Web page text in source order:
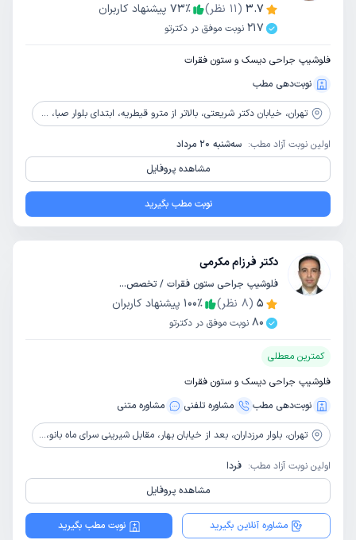
3.7
(
11 نظر) 73٪
پیشنهاد کاربران
217 نوبت موفق در دکترتو
فلوشیپ جراحی دیسک و ستون فقرات
نوبت‌دهی مطب
تهران، خیابان دکتر شریعتی، بالاتر از مترو قیطریه، ابتدای بلوار صبا، کوچه خلیلی، پلاک 195 (ساختمان دیبا)، طبقه سوم، واحد 5
اولین نوبت آزاد مطب: سه‌شنبه 20 مرداد
مشاهده پروفایل
نوبت مطب بگیرید
دکتر فرزام مکرمی
فلوشیپ جراحی ستون فقرات / تخصص ارتوپدی
5
(
8 نظر) 100٪
پیشنهاد کاربران
80 نوبت موفق در دکترتو
کمترین معطلی
فلوشیپ جراحی دیسک و ستون فقرات
نوبت‌دهی مطب
مشاوره‌ تلفنی مشاوره‌ متنی
تهران، بلوار مرزداران، بعد از خیابان بهار، مقابل شیرینی سرای ماه بانو، ساختمان ایمان، طبقه 2، واحد 8 غربی
اولین نوبت آزاد مطب: فردا
مشاهده پروفایل
مشاوره آنلاین بگیرید نوبت مطب بگیرید